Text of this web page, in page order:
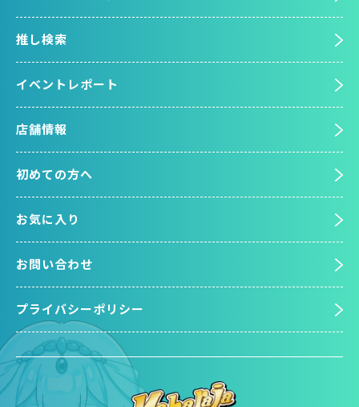
推し検索
イベントレポート
店舗情報
初めての方へ
お気に入り
お問い合わせ
プライバシーポリシー